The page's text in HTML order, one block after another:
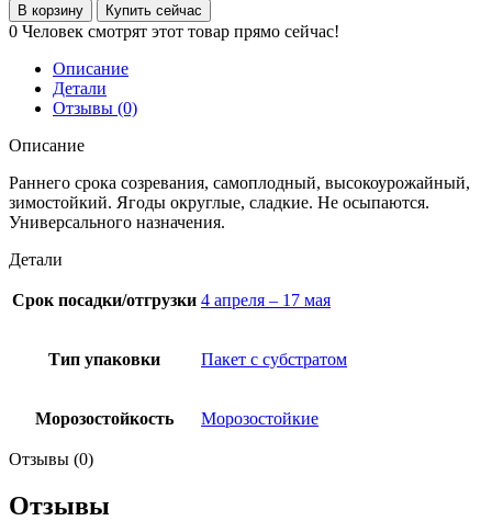
В корзину Купить сейчас
0 Человек смотрят этот товар прямо сейчас!
Описание
Детали
Отзывы (0)
Описание
Раннего срока созревания, самоплодный, высокоурожайный,
зимостойкий. Ягоды округлые, сладкие. Не осыпаются.
Универсального назначения.
Детали
Срок посадки/отгрузки 4 апреля – 17 мая
Тип упаковки Пакет с субстратом
Морозостойкость Морозостойкие
Отзывы (0)
Отзывы